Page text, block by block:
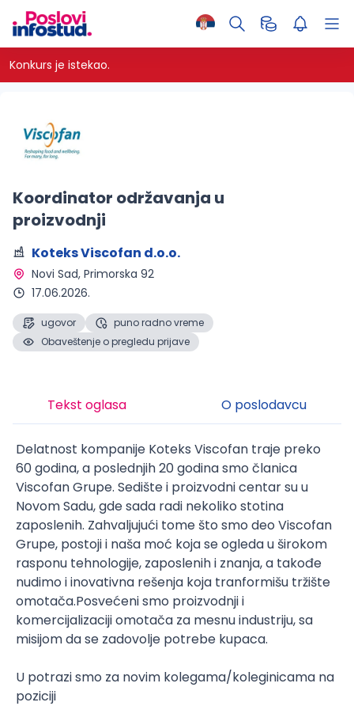
Konkurs je istekao.
Koordinator održavanja u
proizvodnji
Koteks Viscofan d.o.o.
Novi Sad, Primorska 92
17.06.2026.
ugovor
puno radno vreme
Obaveštenje o pregledu prijave
Tekst oglasa O poslodavcu
Delatnost kompanije Koteks Viscofan traje preko
60 godina, a poslednjih 20 godina smo članica
Viscofan Grupe. Sedište i proizvodni centar su u
Novom Sadu, gde sada radi nekoliko stotina
zaposlenih. Zahvaljujući tome što smo deo Viscofan
Grupe, postoji i naša moć koja se ogleda u širokom
rasponu tehnologije, zaposlenih i znanja, a takođe
nudimo i inovativna rešenja koja tranformišu tržište
omotača.Posvećeni smo proizvodnji i
komercijalizaciji omotača za mesnu industriju, sa
misijom da se zadovolje potrebe kupaca.
U potrazi smo za novim kolegama/koleginicama na
poziciji